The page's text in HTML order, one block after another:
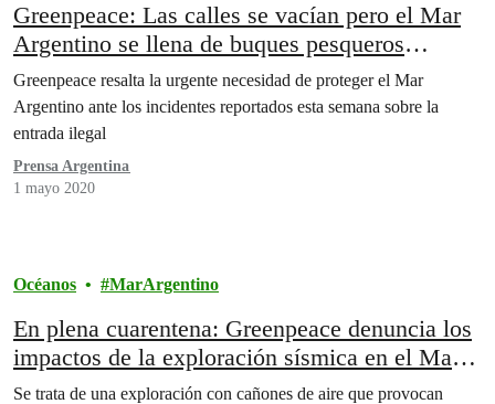
Greenpeace: Las calles se vacían pero el Mar
Argentino se llena de buques pesqueros
ilegales
Greenpeace resalta la urgente necesidad de proteger el Mar
Argentino ante los incidentes reportados esta semana sobre la
entrada ilegal
Prensa Argentina
1 mayo 2020
Océanos MarArgentino
En plena cuarentena: Greenpeace denuncia los
impactos de la exploración sísmica en el Mar
Argentino
Se trata de una exploración con cañones de aire que provocan